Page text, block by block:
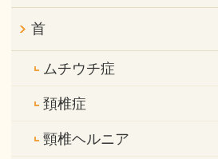
首
ムチウチ症
頚椎症
頸椎ヘルニア